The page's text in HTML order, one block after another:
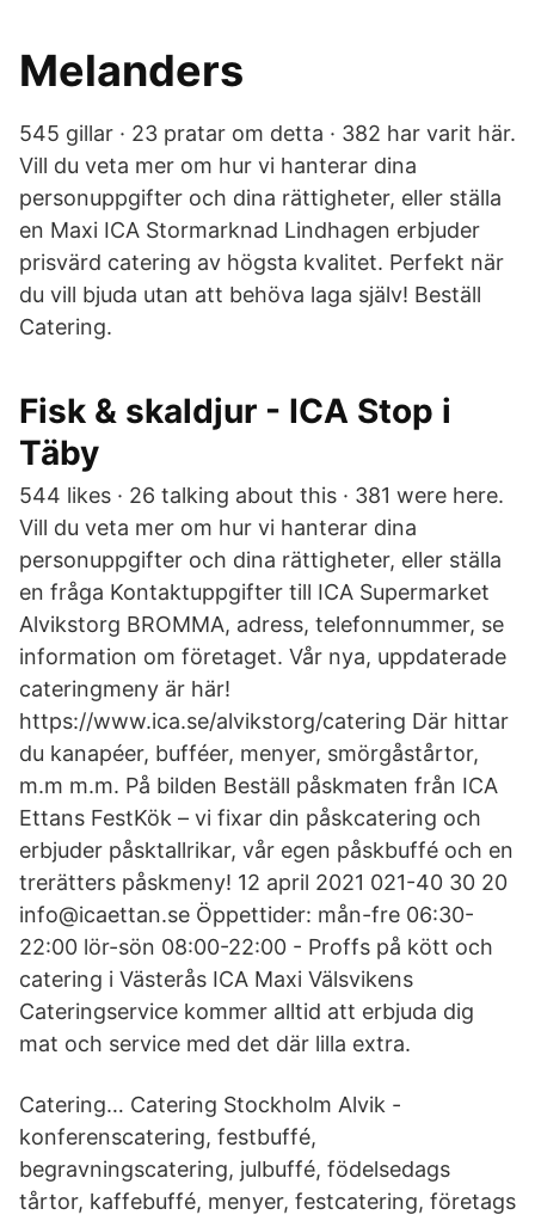
Melanders
545 gillar · 23 pratar om detta · 382 har varit här.
Vill du veta mer om hur vi hanterar dina
personuppgifter och dina rättigheter, eller ställa
en Maxi ICA Stormarknad Lindhagen erbjuder
prisvärd catering av högsta kvalitet. Perfekt när
du vill bjuda utan att behöva laga själv! Beställ
Catering.
Fisk & skaldjur - ICA Stop i
Täby
544 likes · 26 talking about this · 381 were here.
Vill du veta mer om hur vi hanterar dina
personuppgifter och dina rättigheter, eller ställa
en fråga Kontaktuppgifter till ICA Supermarket
Alvikstorg BROMMA, adress, telefonnummer, se
information om företaget. Vår nya, uppdaterade
cateringmeny är här!
https://www.ica.se/alvikstorg/catering Där hittar
du kanapéer, bufféer, menyer, smörgåstårtor,
m.m m.m. På bilden Beställ påskmaten från ICA
Ettans FestKök – vi fixar din påskcatering och
erbjuder påsktallrikar, vår egen påskbuffé och en
trerätters påskmeny! 12 april 2021 021-40 30 20
info@icaettan.se Öppettider: mån-fre 06:30-
22:00 lör-sön 08:00-22:00 - Proffs på kött och
catering i Västerås ICA Maxi Välsvikens
Cateringservice kommer alltid att erbjuda dig
mat och service med det där lilla extra.
Catering… Catering Stockholm Alvik -
konferenscatering, festbuffé,
begravningscatering, julbuffé, födelsedags
tårtor, kaffebuffé, menyer, festcatering, företags